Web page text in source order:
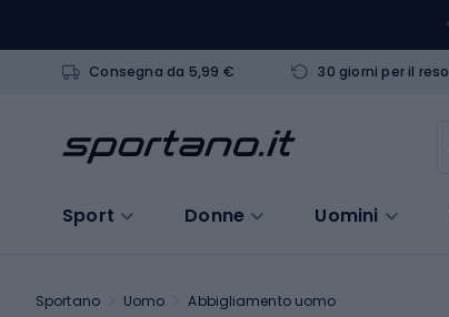
Consegna da 5,99 € 30 giorni per il reso
Sport Donne Uomini
Sportano Uomo Abbigliamento uomo